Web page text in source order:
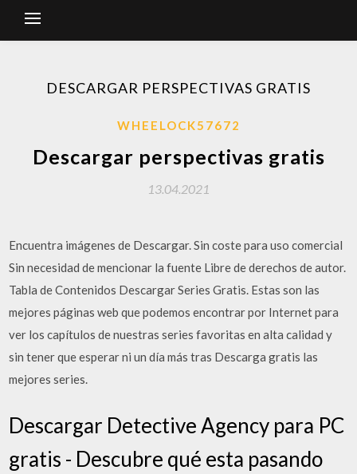
DESCARGAR PERSPECTIVAS GRATIS
WHEELOCK57672
Descargar perspectivas gratis
13.04.2021
Encuentra imágenes de Descargar. Sin coste para uso comercial
Sin necesidad de mencionar la fuente Libre de derechos de autor.
Tabla de Contenidos Descargar Series Gratis. Estas son las
mejores páginas web que podemos encontrar por Internet para
ver los capítulos de nuestras series favoritas en alta calidad y
sin tener que esperar ni un día más tras Descarga gratis las
mejores series.
Descargar Detective Agency para PC
gratis - Descubre qué esta pasando